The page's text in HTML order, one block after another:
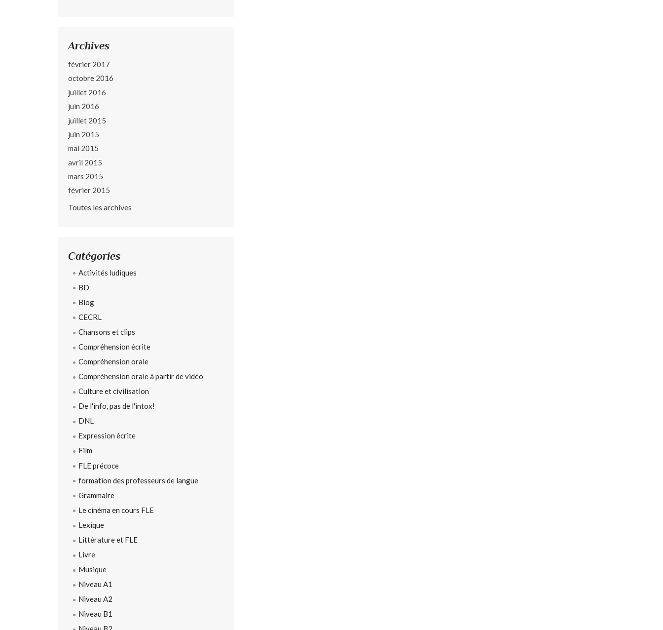
Archives
février 2017
octobre 2016
juillet 2016
juin 2016
juillet 2015
juin 2015
mai 2015
avril 2015
mars 2015
février 2015
Toutes les archives
Catégories
Activités ludiques
BD
Blog
CECRL
Chansons et clips
Compréhension écrite
Compréhension orale
Compréhension orale à partir de vidéo
Culture et civilisation
De l'info, pas de l'intox!
DNL
Expression écrite
Film
FLE précoce
formation des professeurs de langue
Grammaire
Le cinéma en cours FLE
Lexique
Littérature et FLE
Livre
Musique
Niveau A1
Niveau A2
Niveau B1